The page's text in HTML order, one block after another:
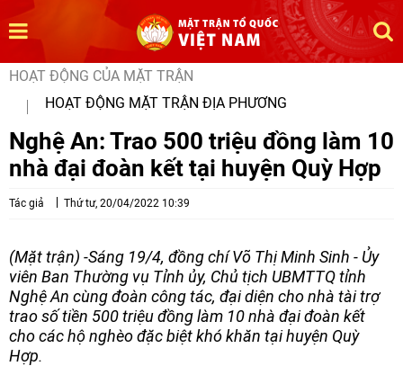
HOẠT ĐỘNG CỦA MẶT TRẬN
HOẠT ĐỘNG MẶT TRẬN ĐỊA PHƯƠNG
Nghệ An: Trao 500 triệu đồng làm 10
nhà đại đoàn kết tại huyện Quỳ Hợp
Tác giả Thứ tư, 20/04/2022 10:39
(Mặt trận) -Sáng 19/4, đồng chí Võ Thị Minh Sinh - Ủy
viên Ban Thường vụ Tỉnh ủy, Chủ tịch UBMTTQ tỉnh
Nghệ An cùng đoàn công tác, đại diện cho nhà tài trợ
trao số tiền 500 triệu đồng làm 10 nhà đại đoàn kết
cho các hộ nghèo đặc biệt khó khăn tại huyện Quỳ
Hợp.